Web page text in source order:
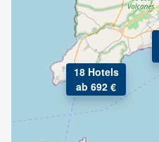
18 Hotels
ab 692 €